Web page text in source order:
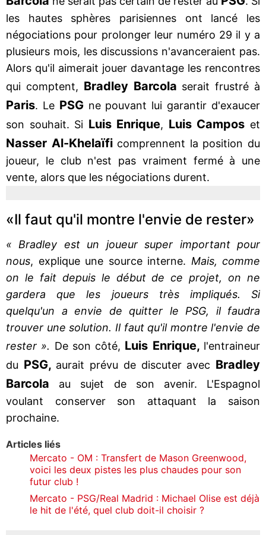
les hautes sphères parisiennes ont lancé les
négociations pour prolonger leur numéro 29 il y a
plusieurs mois, les discussions n'avanceraient pas.
Alors qu'il aimerait jouer davantage les rencontres
qui comptent, Bradley Barcola serait frustré à
Paris. Le PSG ne pouvant lui garantir d'exaucer
son souhait. Si Luis Enrique, Luis Campos et
Nasser Al-Khelaïficomprennent la position du
joueur, le club n'est pas vraiment fermé à une
vente, alors que les négociations durent.
«Il faut qu'il montre l'envie de rester»
« Bradley est un joueur super important pour
nous, explique une source interne. Mais, comme
on le fait depuis le début de ce projet, on ne
gardera que les joueurs très impliqués. Si
quelqu'un a envie de quitter le PSG, il faudra
trouver une solution. Il faut qu'il montre l'envie de
rester ». De son côté, Luis Enrique, l'entraineur
du PSG, aurait prévu de discuter avec Bradley
Barcola au sujet de son avenir. L'Espagnol
voulant conserver son attaquant la saison
prochaine.
Articles liés
Mercato - OM : Transfert de Mason Greenwood,
voici les deux pistes les plus chaudes pour son
futur club !
Mercato - PSG/Real Madrid : Michael Olise est déjà
le hit de l'été, quel club doit-il choisir ?